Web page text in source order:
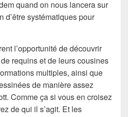
quand on nous lancera sur
d’être systématiques pour
l’opportunité de découvrir
requins et de leurs cousines
multiples, ainsi que
de manière assez
Comme ça si vous en croisez
de qui il s’agit. Et les